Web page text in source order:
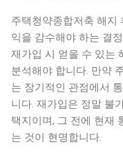
주택청약종합저축 해지
익을 감수해야 하는 결
재가입 시 얻을 수 있는
분석해야 합니다. 만약
는 장기적인 관점에서
니다. 재가입은 정말 불
택지이며, 그 전에 현재
는 것이 현명합니다.